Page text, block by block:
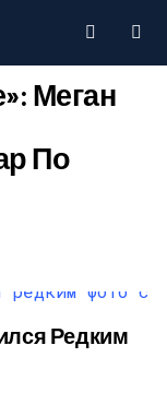
Меган
По
Редким